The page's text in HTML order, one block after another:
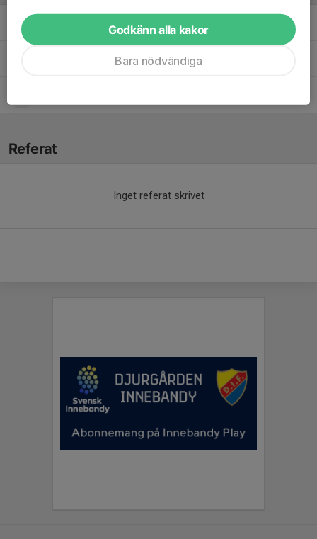
Lagledare, tränare
Tränare
Referat
Inget referat skrivet
Godkänn alla kakor
Bara nödvändiga